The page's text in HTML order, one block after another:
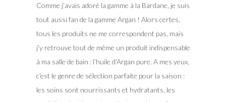
Comme j’avais adoré la gamme à la Bardane, je suis
tout aussi fan de la gamme Argan ! Alors certes,
tous les produits ne me correspondent pas, mais
j’y retrouve tout de même un produit indispensable
à ma salle de bain : l’huile d’Argan pure. A mes yeux,
c’est le genre de sélection parfaite pour la saison :
les soins sont nourrissants et hydratants, les